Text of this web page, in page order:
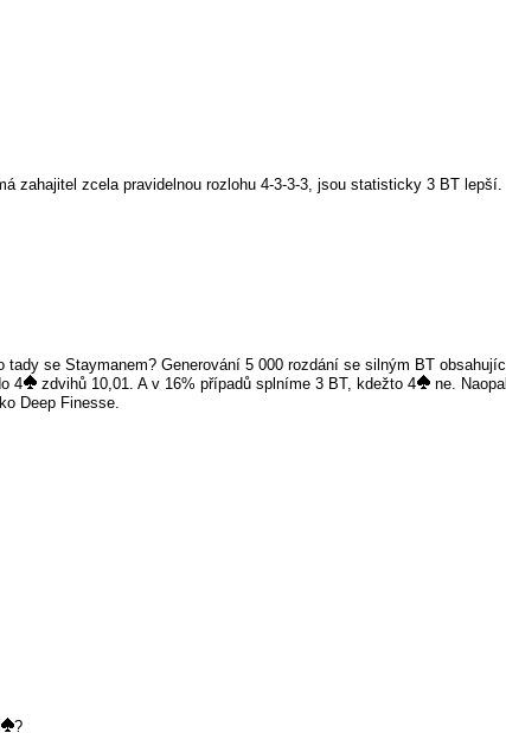
zahajitel zcela pravidelnou rozlohu 4-3-3-3, jsou statisticky 3 BT lepší.
se Staymanem? Generování 5 000 rozdání se silným BT
4
zdvihů 10,01. A v 16% případů splníme 3 BT, kdežto 4 ne.
Deep Finesse.
?